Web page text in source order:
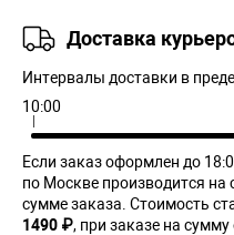
Доставка
Интервалы доставки в
10:00
Если заказ оформлен до
по Москве производится
сумме заказа. Cтоимость
1490 ₽, при заказе на